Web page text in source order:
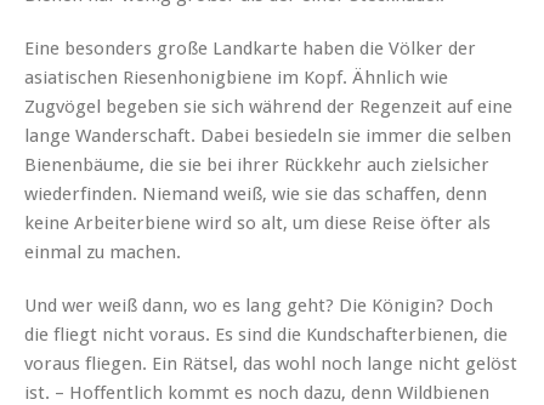
Eine besonders große Landkarte haben die Völker der
asiatischen Riesenhonigbiene im Kopf. Ähnlich wie
Zugvögel begeben sie sich während der Regenzeit auf eine
lange Wanderschaft. Dabei besiedeln sie immer die selben
Bienenbäume, die sie bei ihrer Rückkehr auch zielsicher
wiederfinden. Niemand weiß, wie sie das schaffen, denn
keine Arbeiterbiene wird so alt, um diese Reise öfter als
einmal zu machen.
Und wer weiß dann, wo es lang geht? Die Königin? Doch
die fliegt nicht voraus. Es sind die Kundschafterbienen, die
voraus fliegen. Ein Rätsel, das wohl noch lange nicht gelöst
ist. – Hoffentlich kommt es noch dazu, denn Wildbienen